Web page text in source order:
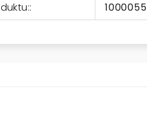
: 1000055